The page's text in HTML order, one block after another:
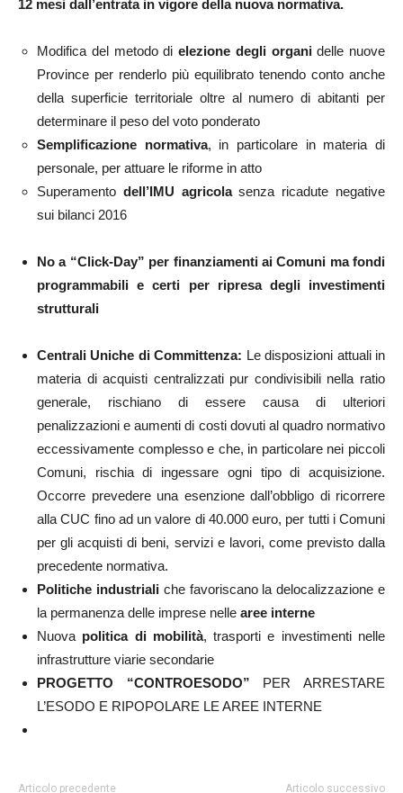
12 mesi dall’entrata in vigore della nuova normativa.
Modifica del metodo di elezione degli organidelle nuove
Province per renderlo più equilibrato tenendo conto anche
della superficie territoriale oltre al numero di abitanti per
determinare il peso del voto ponderato
Semplificazione normativa, in particolare in materia di
personale, per attuare le riforme in atto
Superamento dell’IMU agricolasenza ricadute negative
sui bilanci 2016
No a “Click-Day” per finanziamenti ai Comuni ma fondi
programmabili e certi per ripresa degli investimenti
strutturali
Centrali Uniche di Committenza: Le disposizioni attuali in
materia di acquisti centralizzati pur condivisibili nella ratio
generale, rischiano di essere causa di ulteriori
penalizzazioni e aumenti di costi dovuti al quadro normativo
eccessivamente complesso e che, in particolare nei piccoli
Comuni, rischia di ingessare ogni tipo di acquisizione.
Occorre prevedere una esenzione dall’obbligo di ricorrere
alla CUC fino ad un valore di 40.000 euro, per tutti i Comuni
per gli acquisti di beni, servizi e lavori, come previsto dalla
precedente normativa.
Politiche industrialiche favoriscano la delocalizzazione e
la permanenza delle imprese nelle aree interne
Nuova politica di mobilità, trasporti e investimenti nelle
infrastrutture viarie secondarie
PROGETTO “CONTROESODO” PER ARRESTARE
L’ESODO E RIPOPOLARE LE AREE INTERNE
Articolo precedente Articolo successivo